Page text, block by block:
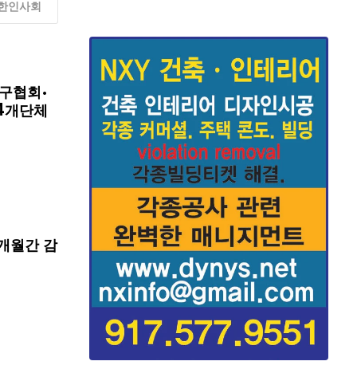
인사회
협회·
단체
월간 감